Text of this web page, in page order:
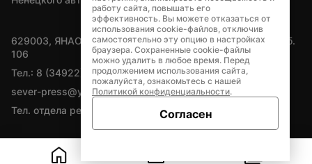
629003, ЯНАО, Салехард, мкр. Богдана Кнунянца, д.1, каб.
106
Тел.: 8 (34922) 71262
sever-press@yamal-media.ru
Тел. отдела рекламы: 8 (34922) 42728
работу сайта, повышать его
эффективность. Вы можете отказаться от
использования cookie-файлов, отключив
самостоятельно эту опцию в настройках
браузера. Сохраненные cookie-файлы
можно удалить в любое время. Перед
продолжением использования сайта,
пожалуйста, ознакомьтесь с нашей
Политикой конфиденциальности.
Согласен